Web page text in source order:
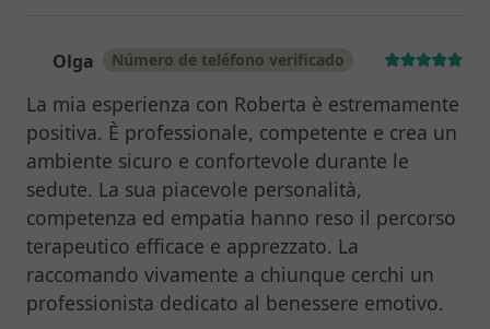
Olga Número de teléfono verificado
La mia esperienza con Roberta è estremamente
positiva. È professionale, competente e crea un
ambiente sicuro e confortevole durante le
sedute. La sua piacevole personalità,
competenza ed empatia hanno reso il percorso
terapeutico efficace e apprezzato. La
raccomando vivamente a chiunque cerchi un
professionista dedicato al benessere emotivo.